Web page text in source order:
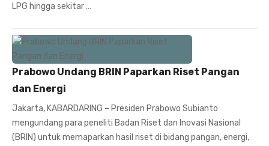
LPG hingga sekitar …
Prabowo Undang BRIN Paparkan Riset Pangan
dan Energi
Jakarta, KABARDARING – Presiden Prabowo Subianto
mengundang para peneliti Badan Riset dan Inovasi Nasional
(BRIN) untuk memaparkan hasil riset di bidang pangan, energi,